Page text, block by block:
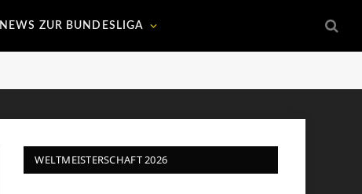
NEWS ZUR BUNDESLIGA
WELTMEISTERSCHAFT 2026